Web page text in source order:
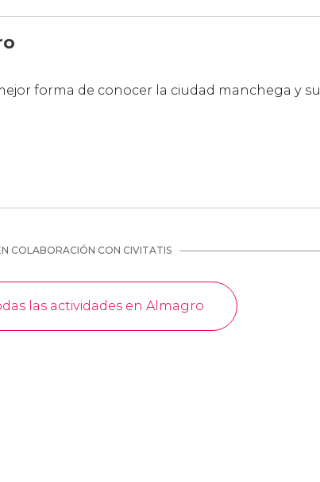
forma de conocer la ciudad manchega y su
COLABORACIÓN CON CIVITATIS
las actividades en Almagro